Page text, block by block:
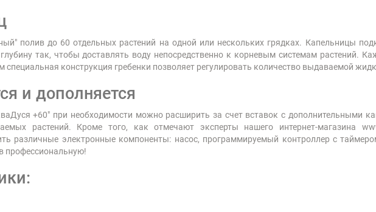
полив до 60 отдельных растений на одной или нескольких грядках. Капельницы
так, чтобы доставлять воду непосредственно к корневым системам растений.
конструкция гребенки позволяет регулировать количество выдаваемой
и дополняется
+60" при необходимости можно расширить за счет вставок с дополнительными
растений. Кроме того, как отмечают эксперты нашего интернет-магазина
различные электронные компоненты: насос, программируемый контроллер с
профессиональную!